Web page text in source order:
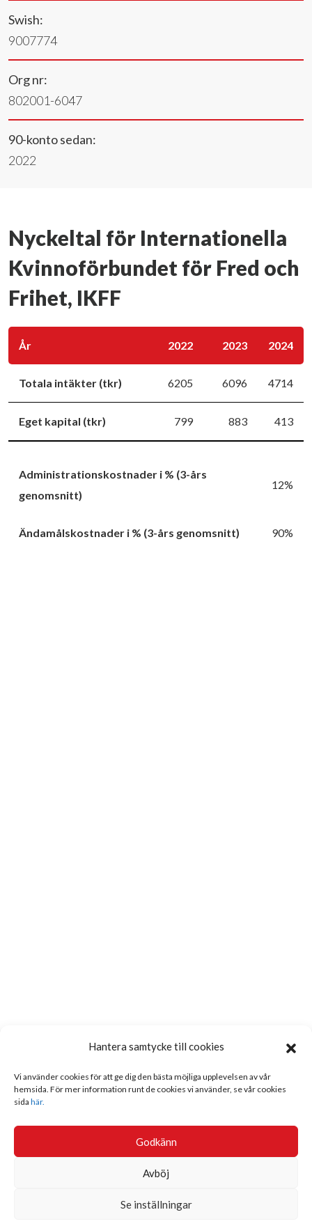
Hantera samtycke till cookies
Vi använder cookies för att ge dig den bästa möjliga upplevelsen av vår
hemsida. För mer information runt de cookies vi använder, se vår cookies
sida här.
Godkänn
Avböj
Se inställningar
Swish:
9007774
Org nr:
802001-6047
90-konto sedan:
2022
Nyckeltal för Internationella
Kvinnoförbundet för Fred och
Frihet, IKFF
År 2022 2023 2024
Totala intäkter (tkr) 6205 6096 4714
Eget kapital (tkr) 799 883 413
Administrationskostnader i % (3-års
genomsnitt)
12%
Ändamålskostnader i % (3-års genomsnitt) 90%